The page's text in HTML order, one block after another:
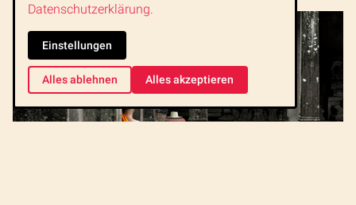
Datenschutzerklärung.
Einstellungen
Alles ablehnen Alles akzeptieren